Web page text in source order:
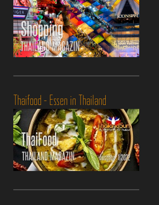
Thaifood - Essen in Thailand